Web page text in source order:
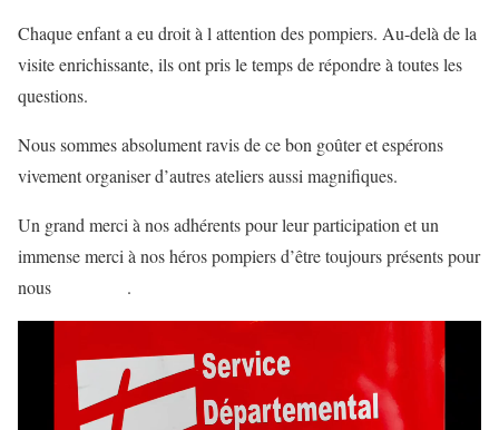
Chaque enfant a eu droit à l attention des pompiers. Au-delà de la
visite enrichissante, ils ont pris le temps de répondre à toutes les
questions.
Nous sommes absolument ravis de ce bon goûter et espérons
vivement organiser d’autres ateliers aussi magnifiques.
Un grand merci à nos adhérents pour leur participation et un
immense merci à nos héros pompiers d’être toujours présents pour
nous
.